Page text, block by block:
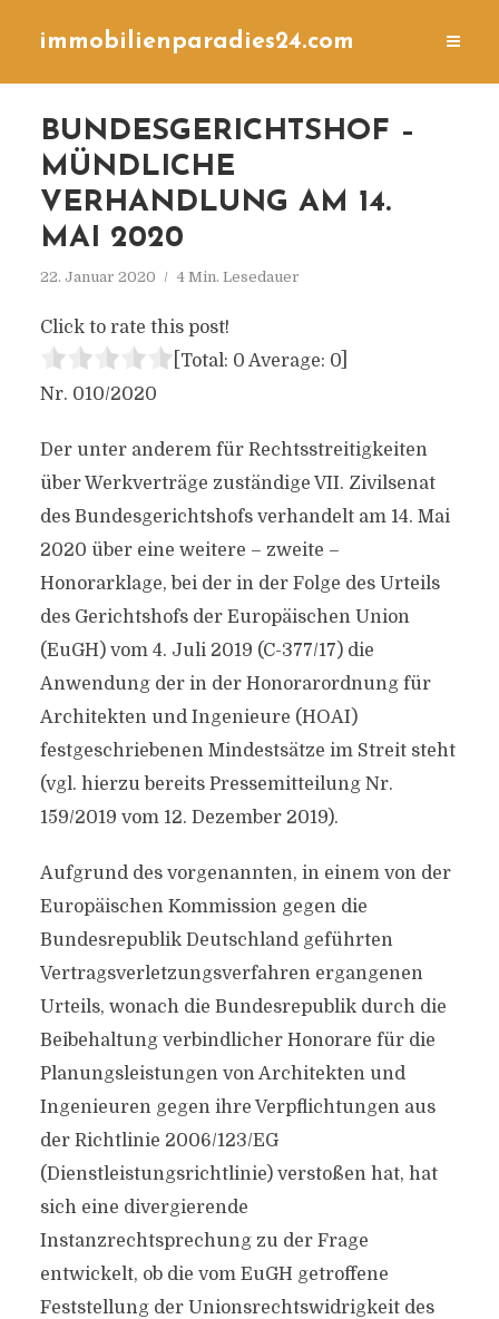
immobilienparadies24.com
BUNDESGERICHTSHOF –
MÜNDLICHE
VERHANDLUNG AM 14.
MAI 2020
22. Januar 2020 4 Min. Lesedauer
Click to rate this post!
[Total: 0 Average: 0]
Nr. 010/2020
Der unter anderem für Rechtsstreitigkeiten
über Werkverträge zuständige VII. Zivilsenat
des Bundesgerichtshofs verhandelt am 14. Mai
2020 über eine weitere – zweite –
Honorarklage, bei der in der Folge des Urteils
des Gerichtshofs der Europäischen Union
(EuGH) vom 4. Juli 2019 (C-377/17) die
Anwendung der in der Honorarordnung für
Architekten und Ingenieure (HOAI)
festgeschriebenen Mindestsätze im Streit steht
(vgl. hierzu bereits Pressemitteilung Nr.
159/2019 vom 12. Dezember 2019).
Aufgrund des vorgenannten, in einem von der
Europäischen Kommission gegen die
Bundesrepublik Deutschland geführten
Vertragsverletzungsverfahren ergangenen
Urteils, wonach die Bundesrepublik durch die
Beibehaltung verbindlicher Honorare für die
Planungsleistungen von Architekten und
Ingenieuren gegen ihre Verpflichtungen aus
der Richtlinie 2006/123/EG
(Dienstleistungsrichtlinie) verstoßen hat, hat
sich eine divergierende
Instanzrechtsprechung zu der Frage
entwickelt, ob die vom EuGH getroffene
Feststellung der Unionsrechtswidrigkeit des